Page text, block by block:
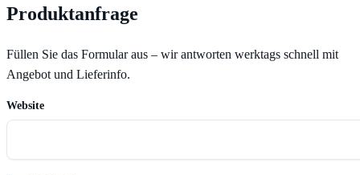
Produktanfrage
Füllen Sie das Formular aus – wir antworten werktags schnell mit
Angebot und Lieferinfo.
Website